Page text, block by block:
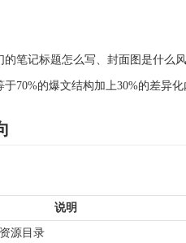
的笔记标题怎么写、封面图是什么
70%的爆文结构加上30%的差异化
说明
源目录